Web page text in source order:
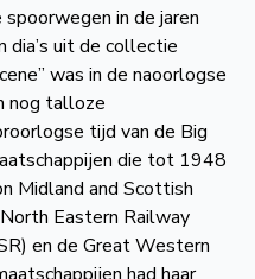
in de jaren
dia’s uit de collectie
was in de naoorlogse
nog talloze
tijd van de Big
die tot 1948
Midland and Scottish
Eastern Railway
en de Great Western